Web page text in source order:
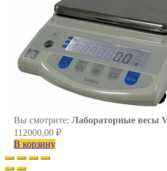
Вы смотрите: Лабораторные весы
112000,00 ₽
В корзину